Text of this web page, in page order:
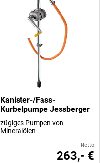
Kanister-/Fass-
Kurbelpumpe Jessberger
zügiges Pumpen von
Mineralölen
Netto
263,- €